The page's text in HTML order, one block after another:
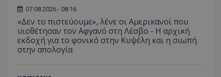
07.08.2026 - 08:16
«Δεν το πιστεύουμε», λένε οι Αμερικανοί που
υιοθέτησαν τον Αφγανό στη Λέσβο - Η αρχική
εκδοχή για το φονικό στην Κυψέλη και η σιωπή
στην απολογία